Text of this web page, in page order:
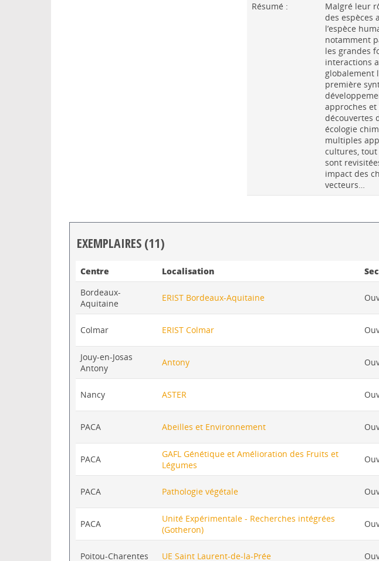
Résumé :
Malgré leur
des espèces
l’espèce
notamment
les grandes
interactions
globalement
première
approches et
découvertes
écologie
multiples
cultures, tout
sont
impact des
vecteurs…
EXEMPLAIRES (11)
Centre Localisation
Bordeaux-
Aquitaine
ERIST Bordeaux-Aquitaine
Colmar ERIST Colmar
Jouy-en-Josas
Antony
Antony
Nancy ASTER
PACA Abeilles et Environnement
PACA
GAFL Génétique et Amélioration des Fruits et
Légumes
PACA Pathologie végétale
PACA
Unité Expérimentale - Recherches intégrées
(Gotheron)
Poitou-Charentes UE Saint Laurent-de-la-Prée